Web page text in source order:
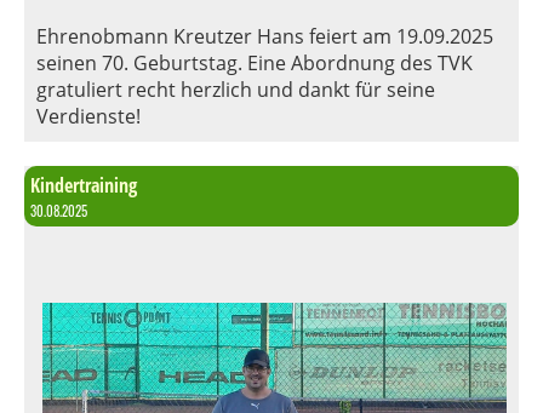
Ehrenobmann Kreutzer Hans feiert am 19.09.2025
seinen 70. Geburtstag. Eine Abordnung des TVK
gratuliert recht herzlich und dankt für seine
Verdienste!
Kindertraining
30.08.2025